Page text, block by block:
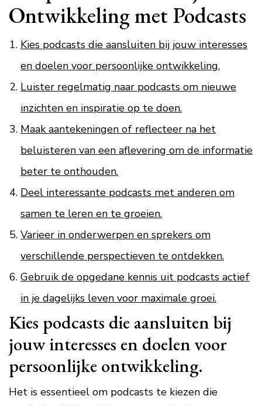
Ontwikkeling met Podcasts
Kies podcasts die aansluiten bij jouw interesses
en doelen voor persoonlijke ontwikkeling.
Luister regelmatig naar podcasts om nieuwe
inzichten en inspiratie op te doen.
Maak aantekeningen of reflecteer na het
beluisteren van een aflevering om de informatie
beter te onthouden.
Deel interessante podcasts met anderen om
samen te leren en te groeien.
Varieer in onderwerpen en sprekers om
verschillende perspectieven te ontdekken.
Gebruik de opgedane kennis uit podcasts actief
in je dagelijks leven voor maximale groei.
Kies podcasts die aansluiten bij
jouw interesses en doelen voor
persoonlijke ontwikkeling.
Het is essentieel om podcasts te kiezen die